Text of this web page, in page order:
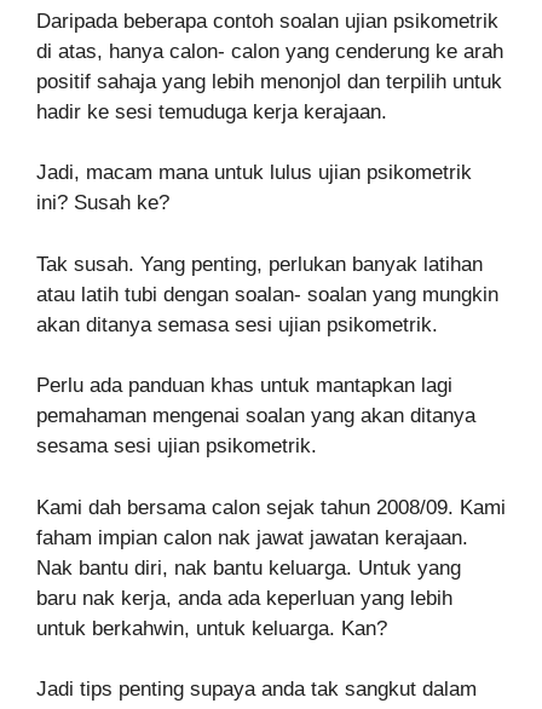
Daripada beberapa contoh soalan ujian psikometrik
di atas, hanya calon- calon yang cenderung ke arah
positif sahaja yang lebih menonjol dan terpilih untuk
hadir ke sesi temuduga kerja kerajaan.
Jadi, macam mana untuk lulus ujian psikometrik
ini? Susah ke?
Tak susah. Yang penting, perlukan banyak latihan
atau latih tubi dengan soalan- soalan yang mungkin
akan ditanya semasa sesi ujian psikometrik.
Perlu ada panduan khas untuk mantapkan lagi
pemahaman mengenai soalan yang akan ditanya
sesama sesi ujian psikometrik.
Kami dah bersama calon sejak tahun 2008/09. Kami
faham impian calon nak jawat jawatan kerajaan.
Nak bantu diri, nak bantu keluarga. Untuk yang
baru nak kerja, anda ada keperluan yang lebih
untuk berkahwin, untuk keluarga. Kan?
Jadi tips penting supaya anda tak sangkut dalam